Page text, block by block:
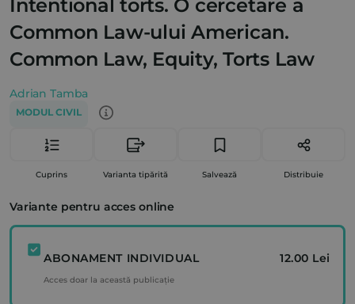
Intentional torts. O cercetare a
Common Law-ului American.
Common Law, Equity, Torts Law
Adrian Tamba
MODUL CIVIL
Cuprins Varianta tipărită Salvează Distribuie
Variante pentru acces online
ABONAMENT INDIVIDUAL 12.00 Lei
Acces doar la această publicație